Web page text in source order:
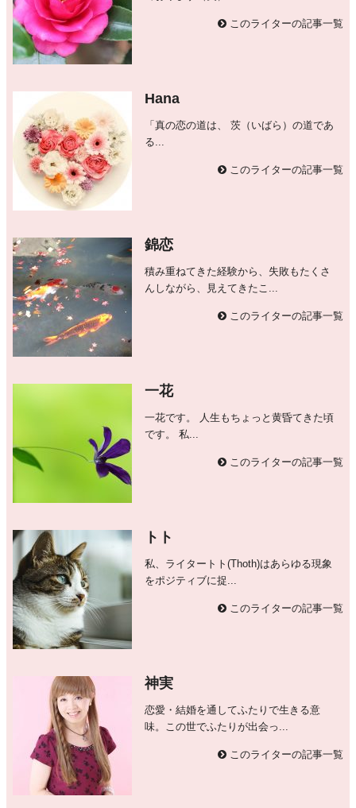
このライターの記事一覧
Hana
「真の恋の道は、 茨（いばら）の道であ
る...
このライターの記事一覧
錦恋
積み重ねてきた経験から、失敗もたくさ
んしながら、見えてきたこ...
このライターの記事一覧
一花
一花です。 人生もちょっと黄昏てきた頃
です。 私...
このライターの記事一覧
トト
私、ライタートト(Thoth)はあらゆる現象
をポジティブに捉...
このライターの記事一覧
神実
恋愛・結婚を通してふたりで生きる意
味。この世でふたりが出会っ...
このライターの記事一覧